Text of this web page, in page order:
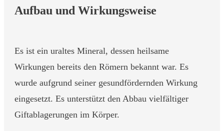
Aufbau und Wirkungsweise
Es ist ein uraltes Mineral, dessen heilsame
Wirkungen bereits den Römern bekannt war. Es
wurde aufgrund seiner gesundfördernden Wirkung
eingesetzt. Es unterstützt den Abbau vielfältiger
Giftablagerungen im Körper.